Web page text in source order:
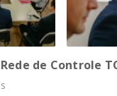
de Controle